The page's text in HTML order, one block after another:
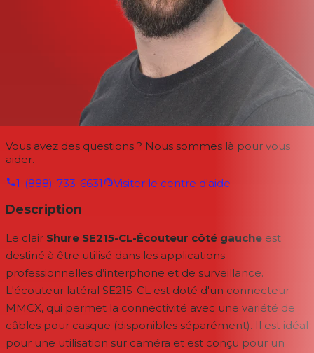
Vous avez des questions ? Nous sommes là pour vous
aider.
1-(888)-733-6631
Visiter le centre d'aide
Description
Le clair Shure SE215-CL-Écouteur côté gauche est
destiné à être utilisé dans les applications
professionnelles d’interphone et de surveillance.
L'écouteur latéral SE215-CL est doté d'un connecteur
MMCX, qui permet la connectivité avec une variété de
câbles pour casque (disponibles séparément). Il est idéal
pour une utilisation sur caméra et est conçu pour un